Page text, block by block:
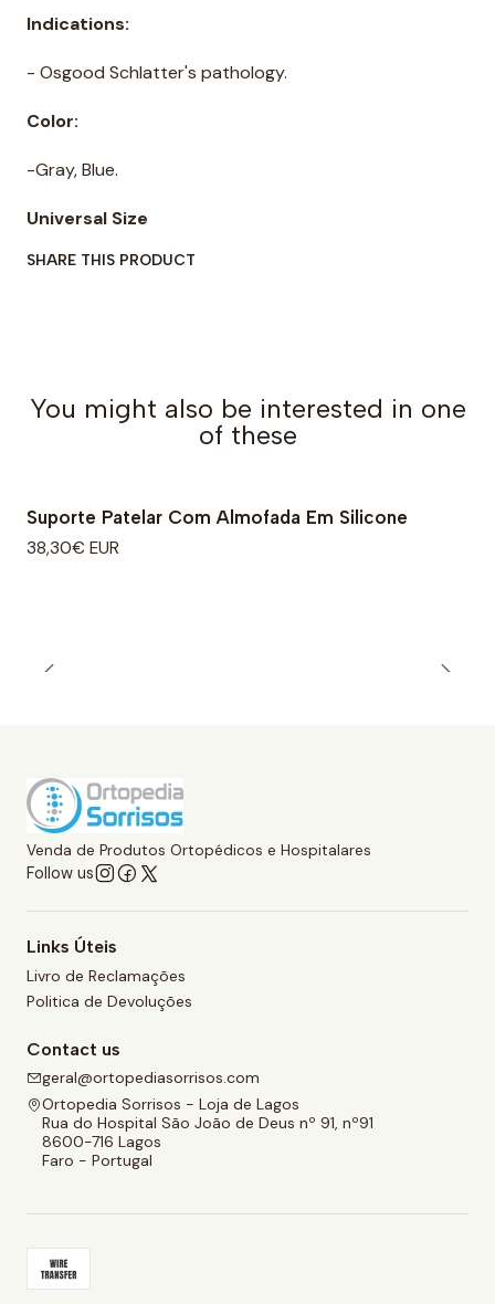
Indications:
- Osgood Schlatter's pathology.
Color:
-Gray, Blue.
Universal Size
SHARE THIS PRODUCT
You might also be interested in one
of these
Suporte Patelar Com Almofada Em Silicone
38,30€ EUR
Venda de Produtos Ortopédicos e Hospitalares
Follow us
Links Úteis
Livro de Reclamações
Politica de Devoluções
Contact us
geral@ortopediasorrisos.com
Ortopedia Sorrisos - Loja de Lagos
Rua do Hospital São João de Deus nº 91, nº91
8600-716 Lagos
Faro - Portugal